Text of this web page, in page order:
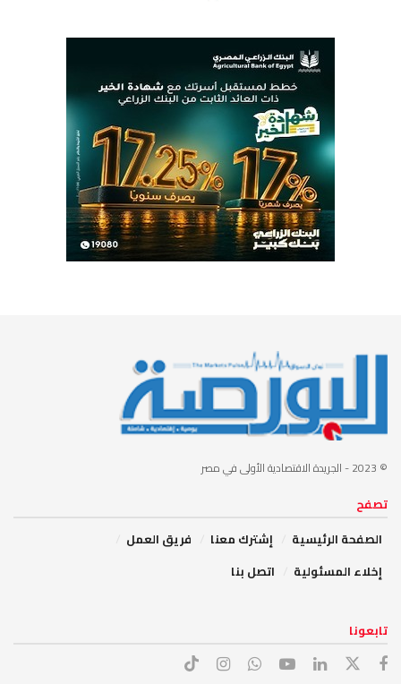
© 2023 - الجريدة الاقتصادية الأولى في مصر
تصفح
الصفحة الرئيسية
إشترك معنا
فريق العمل
إخلاء المسئولية
اتصل بنا
تابعونا